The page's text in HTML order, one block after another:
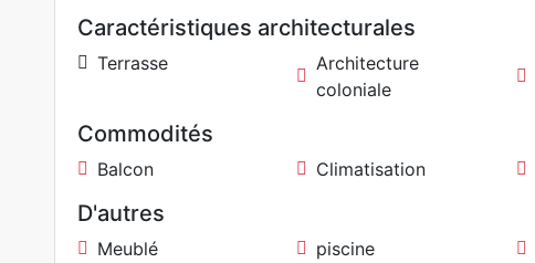
Caractéristiques architecturales
Terrasse
Architecture
coloniale
Commodités
Balcon Climatisation
D'autres
Meublé piscine